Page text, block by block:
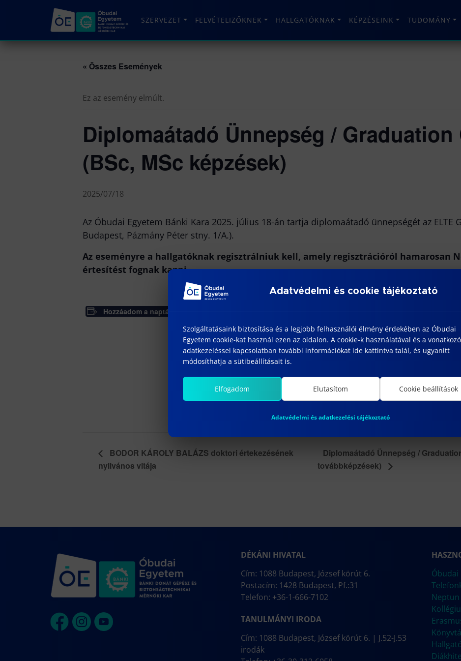
SZERVEZET FELVÉTELIZŐKNEK HALLGATÓKNAK KÉPZÉSEINK TUDOMÁNY
« Összes Események
Ez az esemény elmúlt.
Diplomaátadó Ünnepség / Graduation
(BSc, MSc képzések)
2025/07/18
Az Óbudai Egyetem Bánki Kara 2025. július 18-án tartja diplomaátadó ünnepségét az ELTE
Budapest, Pázmány Péter stny. 1/A.).
Az eseményre a hallgatóknak regisztrálniuk kell, amely regisztrációról hamarosan
értesítést fognak kapni.
Hozzáadom a naptáramhoz RÉSZLETEK
2025/07/18
HELYSZÍN
Pázmány Péter sétány
1/A.
Térkép
BODOR KÁROLY BALÁZS doktori értekezésének
nyilvános vitája
Diplomaátadó Ünnepség /
továbbképzések)
DÉKÁNI HIVATAL
Cím: 1088 Budapest, József körút 6.
Postacím: 1428 Budapest, Pf.:31
Telefon: +36-1-666-7102
TANULMÁNYI IRODA
Cím: 1088 Budapest, József körút 6. | J.52-J.53
irodák
Óbudai
Neptun
Adatvédelmi és cookie tájékoztató
Szolgáltatásaink biztosítása és a legjobb felhasználói élmény érdekében az Óbudai
Egyetem cookie-kat használ ezen az oldalon. A cookie-k használatával és a vonatkozó
adatkezeléssel kapcsolatban további információkat ide kattintva talál, és ugyanitt
módosíthatja a sütibeállításait is.
Elfogadom Elutasítom Cookie beállítások
Adatvédelmi és adatkezelési tájékoztató